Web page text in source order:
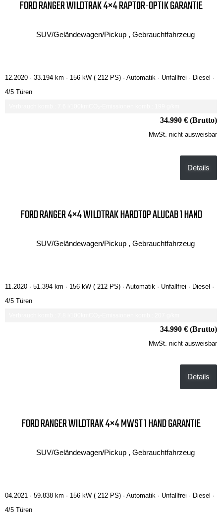
FORD RANGER WILDTRAK 4×4 RAPTOR-OPTIK GARANTIE
SUV/Geländewagen/Pickup , Gebrauchtfahrzeug
12.2020 · 33.194 km · 156 kW ( 212 PS) · Automatik · Unfallfrei · Diesel ·
4/5 Türen
34.990 € (Brutto)
MwSt. nicht ausweisbar
Details
FORD RANGER 4×4 WILDTRAK HARDTOP ALUCAB 1 HAND
SUV/Geländewagen/Pickup , Gebrauchtfahrzeug
11.2020 · 51.394 km · 156 kW ( 212 PS) · Automatik · Unfallfrei · Diesel ·
4/5 Türen
34.990 € (Brutto)
MwSt. nicht ausweisbar
Details
FORD RANGER WILDTRAK 4×4 MWST 1 HAND GARANTIE
SUV/Geländewagen/Pickup , Gebrauchtfahrzeug
04.2021 · 59.838 km · 156 kW ( 212 PS) · Automatik · Unfallfrei · Diesel ·
4/5 Türen